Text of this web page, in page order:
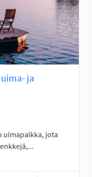
ja
uimapaikka, jota
Seinäjoki